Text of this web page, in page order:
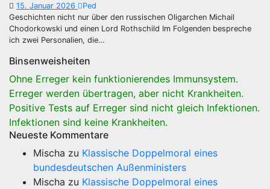
15. Januar 2026
Ped
Geschichten nicht nur über den russischen Oligarchen Michail
Chodorkowski und einen Lord Rothschild Im Folgenden bespreche
ich zwei Personalien, die…
Binsenweisheiten
Ohne Erreger kein funktionierendes Immunsystem.
Erreger werden übertragen, aber nicht Krankheiten.
Positive Tests auf Erreger sind nicht gleich Infektionen.
Infektionen sind keine Krankheiten.
Neueste Kommentare
Mischa zu Klassische Doppelmoral eines
bundesdeutschen Außenministers
Mischa zu Klassische Doppelmoral eines